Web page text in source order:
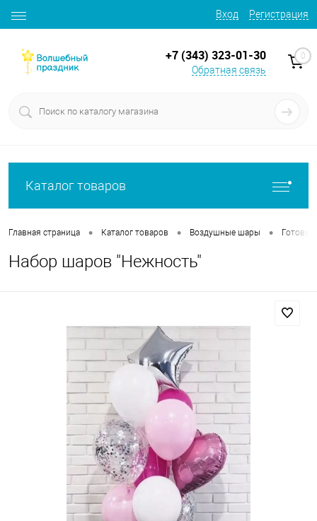
Вход Регистрация
+7 (343) 323-01-30
Обратная связь
0
Каталог товаров
Главная страница • Каталог товаров • Воздушные шары •
Набор шаров "Нежность"